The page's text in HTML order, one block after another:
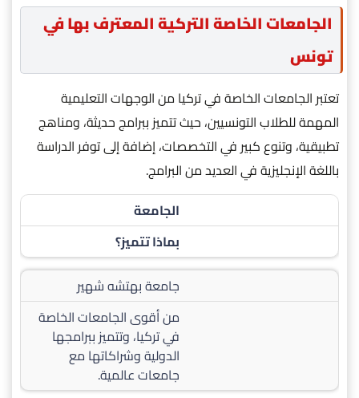
الجامعات الخاصة التركية المعترف بها في
تونس
تعتبر الجامعات الخاصة في تركيا من الوجهات التعليمية
المهمة للطلاب التونسيين، حيث تتميز ببرامج حديثة، ومناهج
تطبيقية، وتنوع كبير في التخصصات، إضافة إلى توفر الدراسة
باللغة الإنجليزية في العديد من البرامج.
الجامعة
بماذا تتميز؟
جامعة بهتشه شهير
من أقوى الجامعات الخاصة
في تركيا، وتتميز ببرامجها
الدولية وشراكاتها مع
جامعات عالمية.